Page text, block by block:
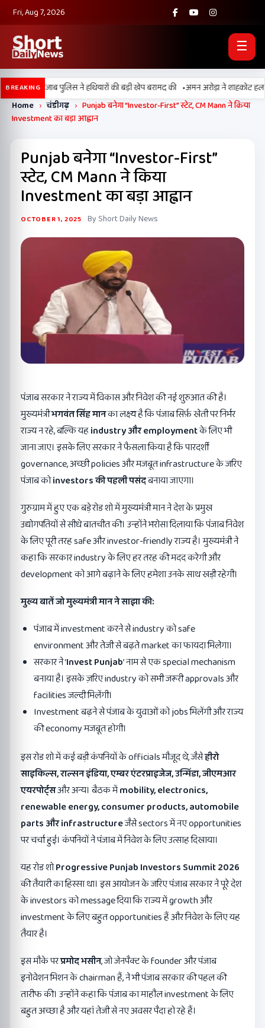
Fri, Aug 7, 2026
☰
BREAKING
और पंजाब पुलिस ने हथियारों की बड़ी खेप बरामद की •अमन अरोड़ा ने शाहकोट हलके में
Home › चंडीगढ़ › Punjab बनेगा “Investor-First” स्टेट, CM Mann ने किया
Investment का बड़ा आह्वान
Punjab बनेगा “Investor-First”
स्टेट, CM Mann ने किया
Investment का बड़ा आह्वान
OCTOBER 1, 2025 By Short Daily News
पंजाब सरकार ने राज्य में विकास और निवेश की नई शुरुआत की है।
मुख्यमंत्रीभगवंत सिंह मानका लक्ष्य है कि पंजाब सिर्फ़ खेती पर निर्भर
राज्य न रहे, बल्कि यहindustryऔरemploymentके लिए भी
जाना जाए। इसके लिए सरकार ने फैसला किया है कि पारदर्शी
governance, अच्छी policies और मजबूत infrastructure के जरिए
पंजाब कोinvestorsकी पहली पसंदबनाया जाएगा।
गुरुग्राम में हुए एक बड़े रोड शो में मुख्यमंत्री मान ने देश के प्रमुख
उद्योगपतियों से सीधे बातचीत की। उन्होंने भरोसा दिलाया कि पंजाब निवेश
के लिए पूरी तरह safe और investor-friendly राज्य है। मुख्यमंत्री ने
कहा कि सरकार industry के लिए हर तरह की मदद करेगी और
development को आगे बढ़ाने के लिए हमेशा उनके साथ खड़ी रहेगी।
मुख्य बातें जो मुख्यमंत्री मान ने साझा की:
पंजाब में investment करने से industry को safe
environment और तेजी से बढ़ते market का फायदा मिलेगा।
सरकार ने ‘Invest Punjab’ नाम से एक special mechanism
बनाया है। इसके ज़रिए industry को सभी जरूरी approvals और
facilities जल्दी मिलेंगी।
Investment बढ़ने से पंजाब के युवाओं को jobs मिलेंगी और राज्य
की economy मजबूत होगी।
इस रोड शो में कई बड़ी कंपनियों के officials मौजूद थे, जैसेहीरो
साइकिल्स,राल्सन इंडिया,एम्बर एंटरप्राइजेज,उन्मिंडा,जीएमआर
एयरपोर्ट्सऔर अन्य। बैठक मेंmobility, electronics,
renewable energy, consumer products, automobile
parts औरinfrastructureजैसे sectors में नए opportunities
पर चर्चा हुई। कंपनियों ने पंजाब में निवेश के लिए उत्साह दिखाया।
यह रोड शोProgressive Punjab Investors Summit 2026
की तैयारी का हिस्सा था। इस आयोजन के जरिए पंजाब सरकार ने पूरे देश
के investors को message दिया कि राज्य में growth और
investment के लिए बहुत opportunities हैं और निवेश के लिए यह
तैयार है।
इस मौके परप्रमोद भसीन, जो जेनपैक्ट के founder और पंजाब
इनोवेशन मिशन के chairman हैं, ने भी पंजाब सरकार की पहल की
तारीफ की। उन्होंने कहा कि पंजाब का माहौल investment के लिए
बहुत अच्छा है और यहां तेजी से नए अवसर पैदा हो रहे हैं।